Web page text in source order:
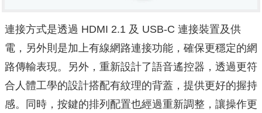
連接方式是透過 HDMI 2.1 及 USB-C 連接裝置及供
電，另外則是加上有線網路連接功能，確保更穩定的網
路傳輸表現。另外，重新設計了語音遙控器，透過更符
合人體工學的設計搭配有紋理的背蓋，提供更好的握持
感。同時，按鍵的排列配置也經過重新調整，讓操作更